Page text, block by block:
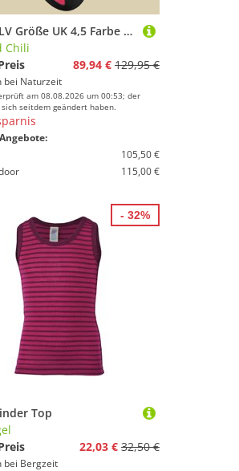
Fusion LV Größe UK 4,5 Farbe raspberry
Chili
89,94 € 129,95 €
bei Naturzeit
am 08.08.2026 um 00:53; der
sich seitdem geändert haben.
105,50 €
115,00 €
Top
22,03 € 32,50 €
bei Bergzeit
- 32%